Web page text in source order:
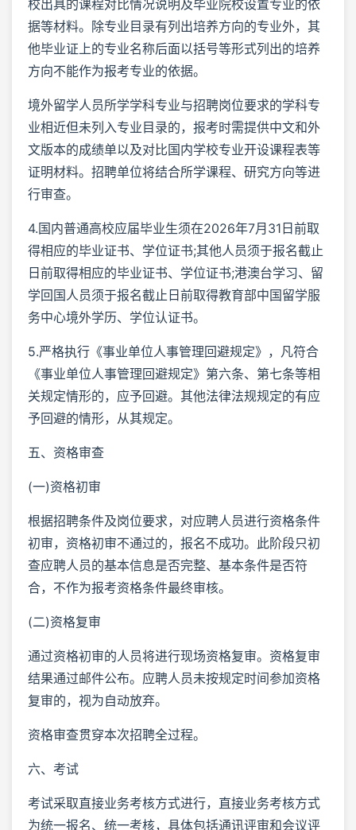
校出具的课程对比情况说明及毕业院校设置专业的依
据等材料。除专业目录有列出培养方向的专业外，其
他毕业证上的专业名称后面以括号等形式列出的培养
方向不能作为报考专业的依据。
境外留学人员所学学科专业与招聘岗位要求的学科专
业相近但未列入专业目录的，报考时需提供中文和外
文版本的成绩单以及对比国内学校专业开设课程表等
证明材料。招聘单位将结合所学课程、研究方向等进
行审查。
4.国内普通高校应届毕业生须在2026年7月31日前取
得相应的毕业证书、学位证书;其他人员须于报名截止
日前取得相应的毕业证书、学位证书;港澳台学习、留
学回国人员须于报名截止日前取得教育部中国留学服
务中心境外学历、学位认证书。
5.严格执行《事业单位人事管理回避规定》，凡符合
《事业单位人事管理回避规定》第六条、第七条等相
关规定情形的，应予回避。其他法律法规规定的有应
予回避的情形，从其规定。
五、资格审查
(一)资格初审
根据招聘条件及岗位要求，对应聘人员进行资格条件
初审，资格初审不通过的，报名不成功。此阶段只初
查应聘人员的基本信息是否完整、基本条件是否符
合，不作为报考资格条件最终审核。
(二)资格复审
通过资格初审的人员将进行现场资格复审。资格复审
结果通过邮件公布。应聘人员未按规定时间参加资格
复审的，视为自动放弃。
资格审查贯穿本次招聘全过程。
六、考试
考试采取直接业务考核方式进行，直接业务考核方式
为统一报名、统一考核，具体包括通讯评审和会议评